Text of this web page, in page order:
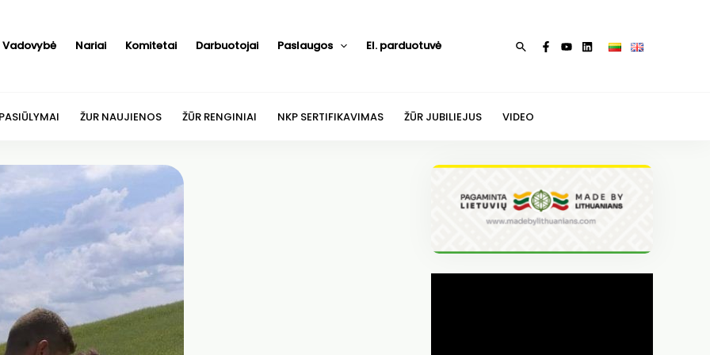
Vadovybė Nariai Komitetai Darbuotojai Paslaugos El. parduotuvė Paieška
ŽUR NAUJIENOS ŽŪR RENGINIAI NKP SERTIFIKAVIMAS ŽŪR JUBILIEJUS VIDEO